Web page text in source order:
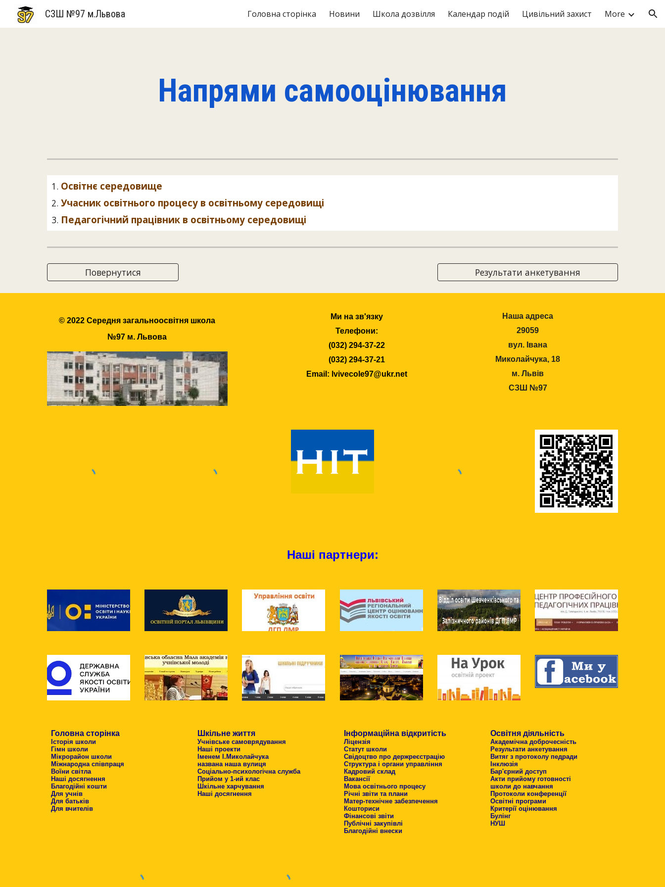
Skip to main content Skip to navigation
СЗШ №97 м.Львова Головна сторінка Новини Школа дозвілля Календар подій Цивільний захист More
Напрями самооцінювання
Освітнє середовище
Учасник освітнього процесу в освітньому середовищі
Педагогічний працівник в освітньому середовищі
Повернутися Результати анкетування
© 2022 Середня загальноосвітня школа
№97 м. Львова
Ми на зв'язку
Телефони:
(032) 294-37-22
(032) 294-37-21
Email: lvivecole97@ukr.net
Наша адреса
29059
вул. Івана
Миколайчука, 18
м. Львів
СЗШ №97
Наші партнери:
Головна сторінка
Історія школи
Гімн школи
Мікрорайон школи
Міжнародна співпраця
Воїни світла
Наші досягнення
Благодійні кошти
Для учнів
Для батьків
Для вчителів
Шкільне життя
Учнівське самоврядування
Наші проекти
Іменем І.Миколайчука
названа наша вулиця
Соціально-психологічна служба
Прийом у 1-ий клас
Шкільне харчування
Наші досягнення
Інформаційна відкритість
Ліцензія
Статут школи
Свідоцтво про держреєстрацію
Структура і органи управління
Кадровий склад
Вакансії
Мова освітнього процесу
Річні звіти та плани
Матер-технічне забезпечення
Кошториси
Фінансові звіти
Публічні закупівлі
Благодійні внески
Освітня діяльність
Академічна доброчесність
Результати анкетування
Витяг з протоколу педради
Інклюзія
Бар'єрний доступ
Акти прийому готовності
школи до навчання
Протоколи конференції
Освітні програми
Критерії оцінювання
Булінг
НУШ